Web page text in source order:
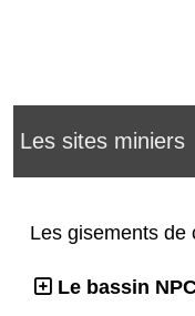
Les sites miniers
Les gisements de
Le bassin